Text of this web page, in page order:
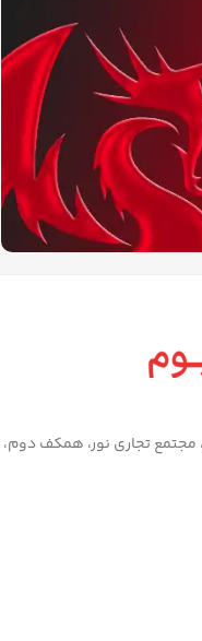
مجتمع تجاری نور، همکف دوم،